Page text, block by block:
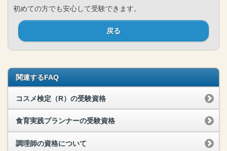
初めての方でも安心して受験できます。
戻る
関連するFAQ
コスメ検定（R）の受験資格
食育実践プランナーの受験資格
調理師の資格について